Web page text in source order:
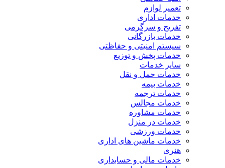
تعمیر لوازم
خدمات اداری
تفریح و سرگرمی
خدمات بازرگانی
سیستم امنیتی و حفاظتی
خدمات پخش و توزیع
سایر خدمات
خدمات حمل و نقل
خدمات بیمه
خدمات ترجمه
خدمات مجالس
خدمات مشاوره
خدمات در منزل
خدمات ورزشی
خدمات ماشین های اداری
هنری
خدمات مالی و حسابداری